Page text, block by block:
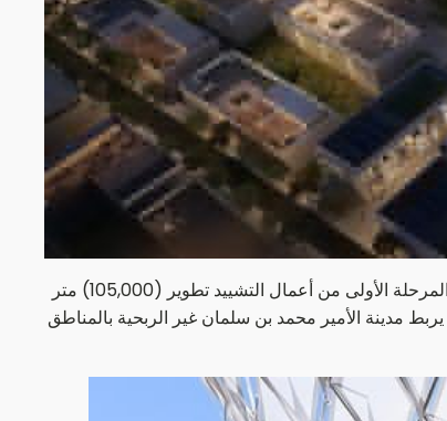
أعلنت مدينة الأمير محمد بن سلمان غير الربحية بدء أعمال تشييد منطقة "المشراق" التي تمتد على مساحة 680 ألف متر مربع؛ على أن تشهد المرحلة الأولى من أعمال التشييد تطوير (105,000) متر
مدينة الأمير محمد بن سلمان غير الربحية بالمناطق